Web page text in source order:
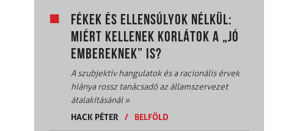
FÉKEK ÉS ELLENSÚLYOK NÉLKÜL:
MIÉRT KELLENEK KORLÁTOK A „JÓ
EMBEREKNEK” IS?
A szubjektív hangulatok és a racionális érvek
hiánya rossz tanácsadó az államszervezet
átalakításánál»
HACK PÉTER
/ BELFÖLD